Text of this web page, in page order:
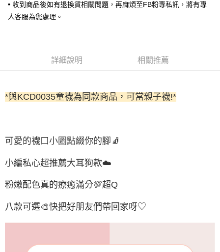
付款後全家取貨
每筆NT$65，滿NT$688(含以上)免運費
宅配
宅配(外島)
其他海外郵寄
香港澳門地區
• 收到商品後如有退換貨相關問題，再麻煩至FB粉專私訊，將有專
人客服為您處理。
詳細說明 相關推薦
*與KCD0035童襪為同款商品，可當親子襪!*
可愛的襪口小圖點綴你的腳🧦
小編私心超推薦大耳狗款☁️
粉嫩配色真的療癒滿分💯超Q
八款可選🎨快把好朋友們帶回家呀♡